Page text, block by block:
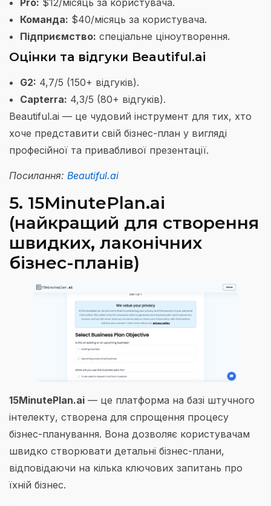
Команда: $40/місяць за користувача.
Підприємство: спеціальне ціноутворення.
Оцінки та відгуки Beautiful.ai
G2: 4,7/5 (150+ відгуків).
Capterra: 4,3/5 (80+ відгуків).
Beautiful.ai — це чудовий інструмент для тих, хто
хоче представити свій бізнес-план у вигляді
професійної та привабливої презентації.
Посилання: Beautiful.ai
5. 15MinutePlan.ai
(найкращий для створення
швидких, лаконічних
бізнес-планів)
15MinutePlan.ai — це платформа на базі штучного
інтелекту, створена для спрощення процесу
бізнес-планування. Вона дозволяє користувачам
швидко створювати детальні бізнес-плани,
відповідаючи на кілька ключових запитань про
їхній бізнес.